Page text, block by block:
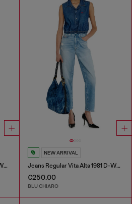
Jeans Regular Vita Alta 1981 D-Went
NEW ARRIVAL
Jeans Regular Vita Alta 1981 D-Went
€250.00
BLU CHIARO